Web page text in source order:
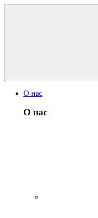
О нас
О нас